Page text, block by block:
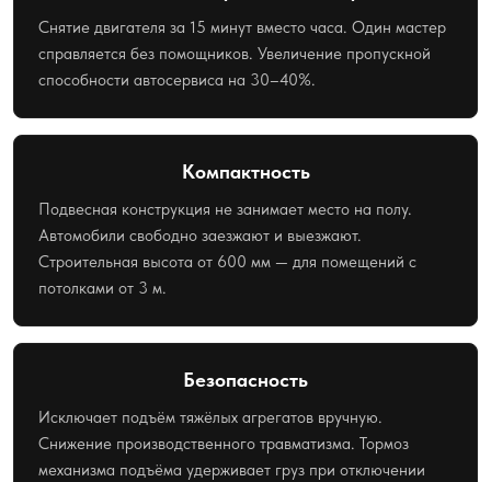
Снятие двигателя за 15 минут вместо часа. Один мастер
справляется без помощников. Увеличение пропускной
способности автосервиса на 30–40%.
Компактность
Подвесная конструкция не занимает место на полу.
Автомобили свободно заезжают и выезжают.
Строительная высота от 600 мм — для помещений с
потолками от 3 м.
Безопасность
Исключает подъём тяжёлых агрегатов вручную.
Снижение производственного травматизма. Тормоз
механизма подъёма удерживает груз при отключении